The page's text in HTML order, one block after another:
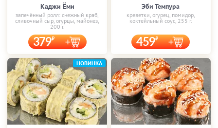
Каджи Ёми
запечённый ролл: снежный краб,
сливочный сыр, огурцы, майонез,
200 г.
379
Эби Темпура
креветки, огурец, помидор,
коктейльный соус, 255 г.
459
НОВИНКА